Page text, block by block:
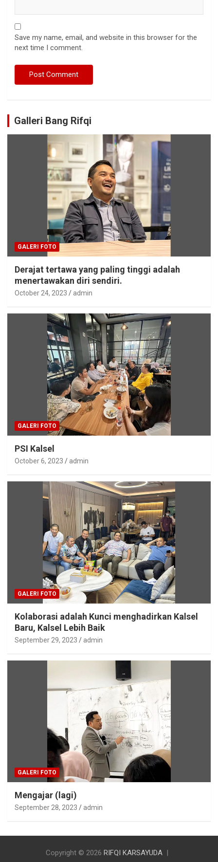
Save my name, email, and website in this browser for the
next time I comment.
Galleri Bang Rifqi
GALERI FOTO
Derajat tertawa yang paling tinggi adalah
menertawakan diri sendiri.
October 24, 2023 admin
GALERI FOTO
PSI Kalsel
October 6, 2023 admin
GALERI FOTO
Kolaborasi adalah Kunci menghadirkan Kalsel
Baru, Kalsel Lebih Baik
September 29, 2023 admin
GALERI FOTO
Mengajar (lagi)
September 28, 2023 admin
Copyright © 2026 RIFQI KARSAYUDA